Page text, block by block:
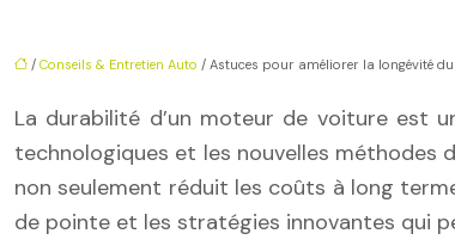
/ Conseils & Entretien Auto / Astuces pour améliorer la longévité
La durabilité d’un moteur de voiture est
technologiques et les nouvelles méthodes
non seulement réduit les coûts à long
de pointe et les stratégies innovantes qui